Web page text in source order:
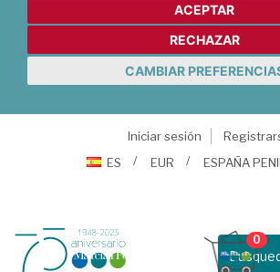
ACEPTAR
RECHAZAR
CAMBIAR
Iniciar sesión
ES
EUR ESPAÑA
0